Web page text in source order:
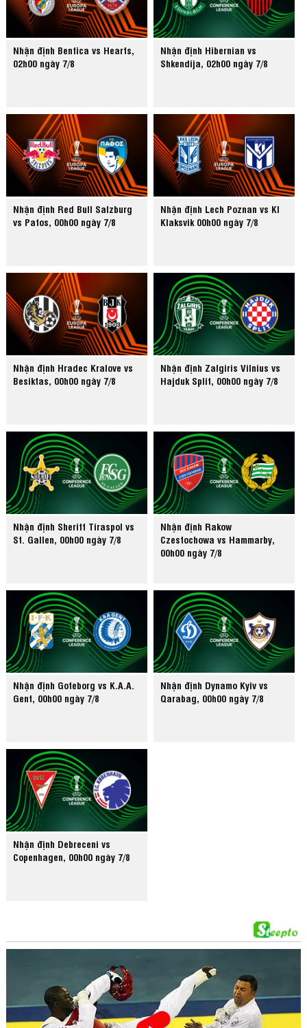
Nhận định Benfica vs Hearts,
02h00 ngày 7/8
Nhận định Hibernian vs
Shkendija, 02h00 ngày 7/8
Nhận định Red Bull Salzburg
vs Pafos, 00h00 ngày 7/8
Nhận định Lech Poznan vs KI
Klaksvik 00h00 ngày 7/8
Nhận định Hradec Kralove vs
Besiktas, 00h00 ngày 7/8
Nhận định Zalgiris Vilnius vs
Hajduk Split, 00h00 ngày 7/8
Nhận định Sheriff Tiraspol vs
St. Gallen, 00h00 ngày 7/8
Nhận định Rakow
Czestochowa vs Hammarby,
00h00 ngày 7/8
Nhận định Goteborg vs K.A.A.
Gent, 00h00 ngày 7/8
Nhận định Dynamo Kyiv vs
Qarabag, 00h00 ngày 7/8
Nhận định Debreceni vs
Copenhagen, 00h00 ngày 7/8